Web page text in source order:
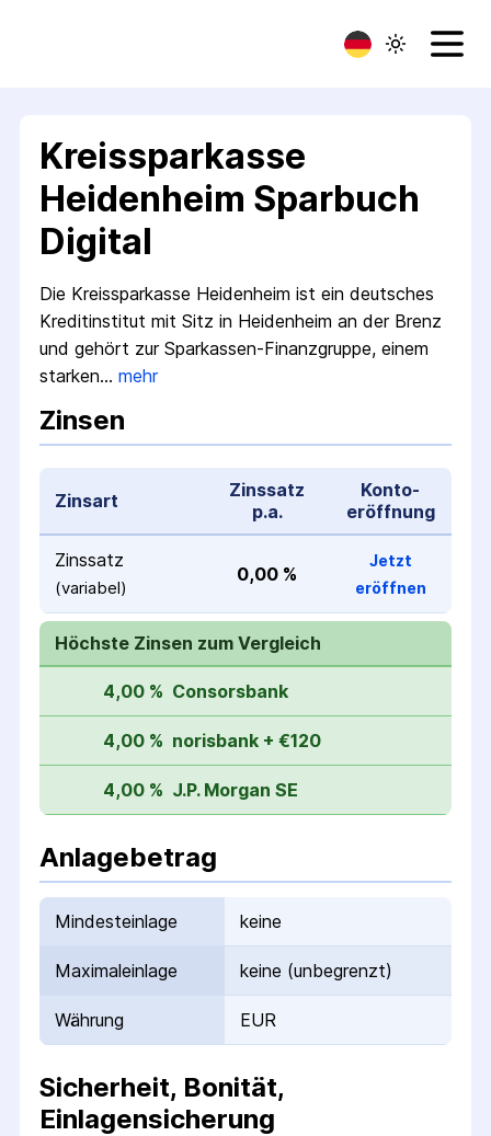
Kreissparkasse
Heidenheim Sparbuch
Digital
Die Kreissparkasse Heidenheim ist ein deutsches
Kredit­institut mit Sitz in Heidenheim an der Brenz
und gehört zur Sparkassen-Finanzgruppe, einem
starken… mehr
Zinsen
Zinsart
Zinssatz
p.a.
Konto­
eröffnung
Zinssatz
(variabel)
0,00 %
Jetzt
eröffnen
Höchste Zinsen zum Vergleich
4,00 % Consorsbank
4,00 % norisbank + €120
4,00 % J.P. Morgan SE
Anlagebetrag
Mindesteinlage keine
Maximaleinlage keine (unbegrenzt)
Währung EUR
Sicherheit, Bonität,
Einlagensicherung